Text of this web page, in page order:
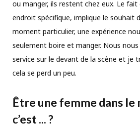
ou manger, ils restent chez eux. Le
endroit spécifique, implique le souhait
moment particulier, une expérience
seulement boire et manger. Nous
service sur le devant de la scène et je
cela se perd un peu.
Être une femme dans le
c’est ... ?